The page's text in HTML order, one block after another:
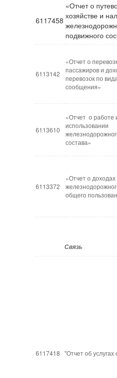
6117458
«Отчет о
хозяйстве и
подвижного
6113142
«Отчет о
пассажиров и
перевозок по
сообщения»
6113610
«Отчет о работе
использовании
состава»
6113372
«Отчет о
общего
Связь
6117418 "Отчет об услугах